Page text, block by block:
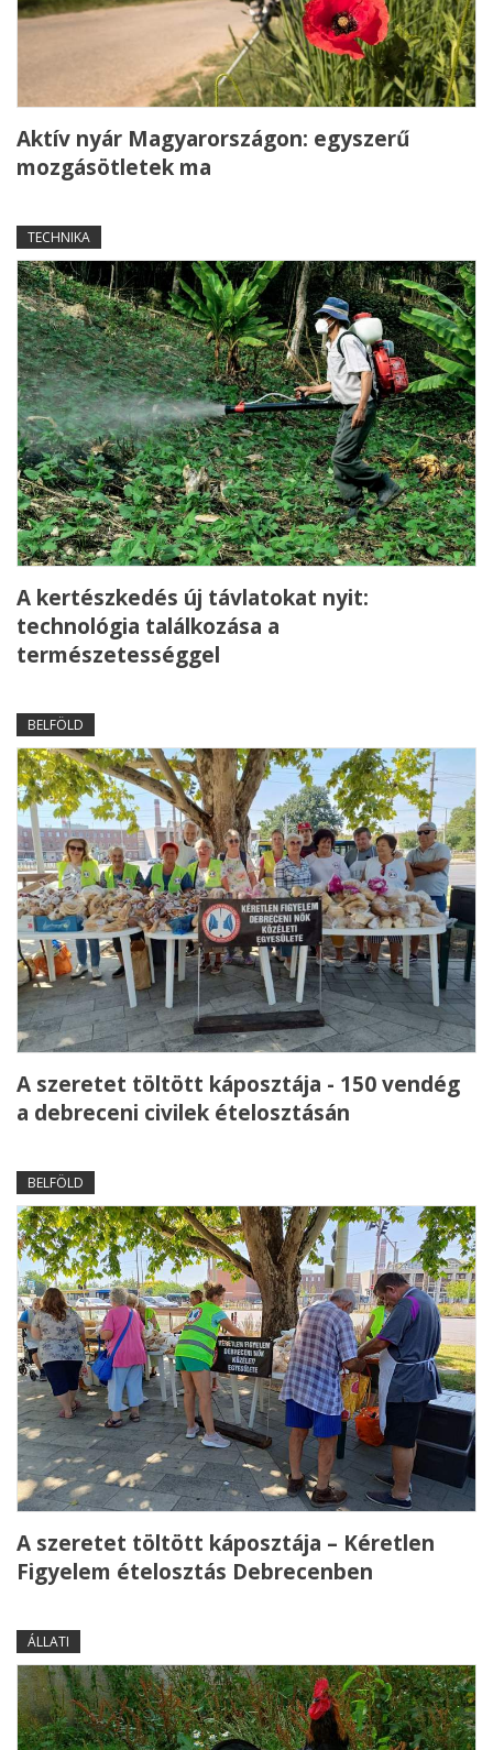
Aktív nyár Magyarországon: egyszerű
mozgásötletek ma
TECHNIKA
A kertészkedés új távlatokat nyit:
technológia találkozása a
természetességgel
BELFÖLD
A szeretet töltött káposztája - 150 vendég
a debreceni civilek ételosztásán
BELFÖLD
A szeretet töltött káposztája – Kéretlen
Figyelem ételosztás Debrecenben
ÁLLATI